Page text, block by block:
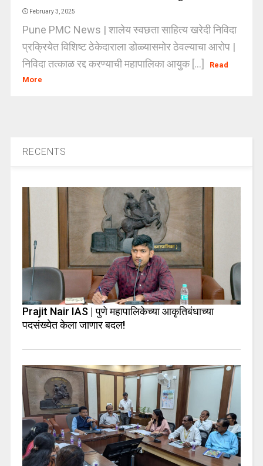
February 3, 2025
Pune PMC News | शालेय स्वछता साहित्य खरेदी निविदा
प्रक्रियेत विशिष्ट ठेकेदाराला डोळ्यासमोर ठेवल्याचा आरोप |
निविदा तत्काळ रद्द करण्याची महापालिका आयुक [...]
Read
More
RECENTS
Prajit Nair IAS | पुणे महापालिकेच्या आकृतिबंधाच्या
पदसंख्येत केला जाणार बदल!